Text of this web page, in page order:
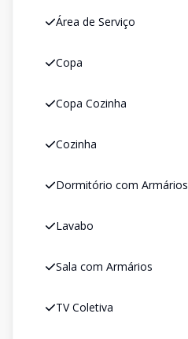
Área de Serviço
Copa
Copa Cozinha
Cozinha
Dormitório com Armários
Lavabo
Sala com Armários
TV Coletiva